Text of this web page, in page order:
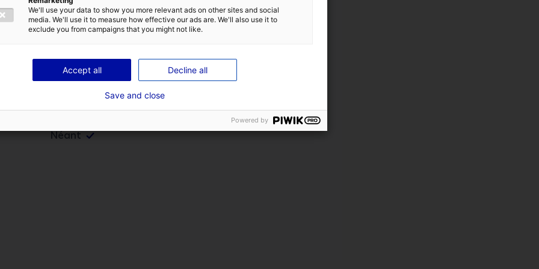
DE CONFIDENTIALITÉ
ENVOYER
techniques
Néant
We'll use your data to show you more relevant ads on other sites and social
media. We'll use it to measure how effective our ads are. We'll also use it to
exclude you from campaigns that you might not like.
Accept all Decline all
Save and close
Powered by